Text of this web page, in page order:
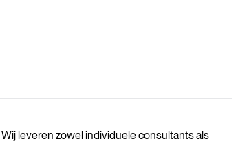
Wij leveren zowel individuele consultants als